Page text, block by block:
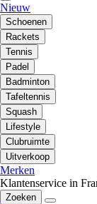
Nieuw
Schoenen
Rackets
Tennis
Padel
Badminton
Tafeltennis
Squash
Lifestyle
Clubruimte
Uitverkoop
Merken
Klantenservice in
Zoeken